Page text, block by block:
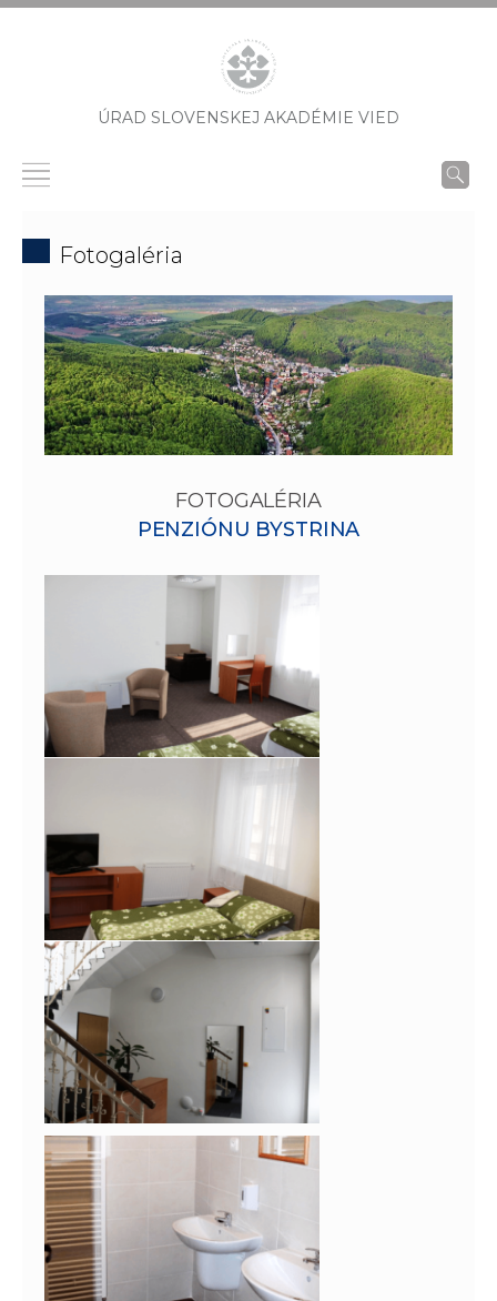
ÚRAD SLOVENSKEJ AKADÉMIE VIED
Fotogaléria
FOTOGALÉRIA
PENZIÓNU BYSTRINA